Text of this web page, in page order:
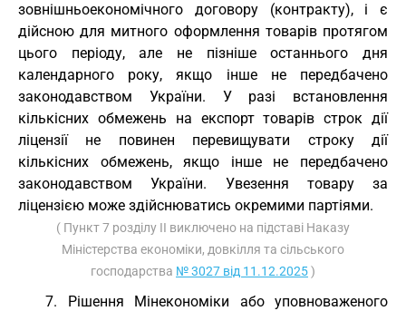
зовнішньоекономічного договору (контракту), і є
дійсною для митного оформлення товарів протягом
цього періоду, але не пізніше останнього дня
календарного року, якщо інше не передбачено
законодавством України. У разі встановлення
кількісних обмежень на експорт товарів строк дії
ліцензії не повинен перевищувати строку дії
кількісних обмежень, якщо інше не передбачено
законодавством України. Увезення товару за
ліцензією може здійснюватись окремими партіями.
( Пункт 7 розділу II виключено на підставі Наказу
Міністерства економіки, довкілля та сільського
господарства № 3027 від 11.12.2025)
7. Рішення Мінекономіки або уповноваженого